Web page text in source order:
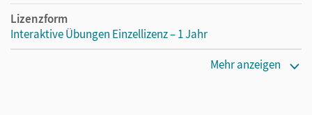
Lizenzform
Interaktive Übungen Einzellizenz – 1 Jahr
Mehr anzeigen